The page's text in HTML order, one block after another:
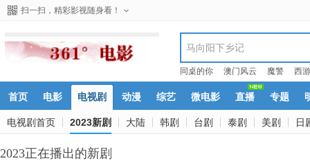
扫一扫，精彩影视随身看！
同桌的你 澳门风云 魔警 西
首页 电影 电视剧 动漫 综艺 微电影 直播 专题
电视剧首页 2023新剧 大陆 韩剧 台剧 泰剧 美剧 日
2023正在播出的新剧